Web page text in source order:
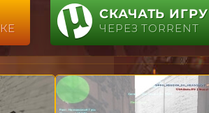
СКАЧАТЬ ИГРУ
ЧЕРЕЗ TORRENT